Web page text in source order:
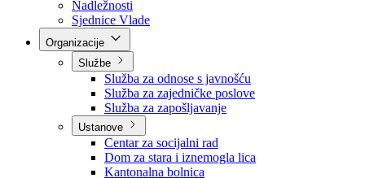
Ministarstvo za boračka pitanja
Ministarstvo za finansije
Ured Vlade i Premijera
Nadležnosti
Sjednice Vlade
Službe
Služba za odnose s javnošću
Služba za zajedničke poslove
Služba za zapošljavanje
Ustanove